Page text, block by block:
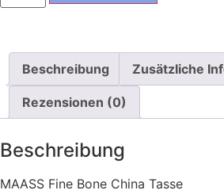
Beschreibung Zusätzliche
Rezensionen (0)
Beschreibung
MAASS Fine Bone China Tasse